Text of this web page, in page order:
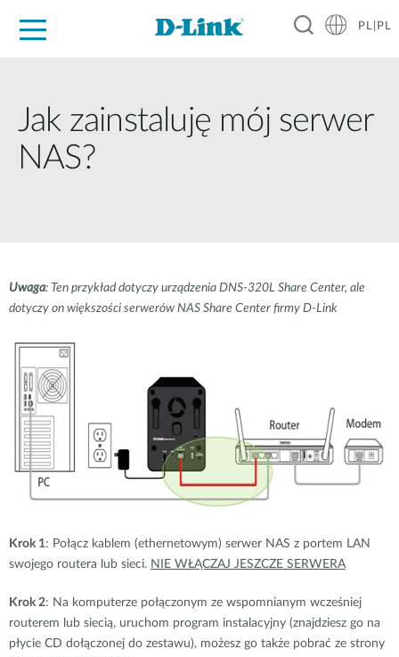
PL|PL
Jak zainstaluję mój serwer
NAS?
Uwaga: Ten przykład dotyczy urządzenia DNS-320L Share Center, ale
dotyczy on większości serwerów NAS Share Center firmy D-Link
Krok 1: Połącz kablem (ethernetowym) serwer NAS z portem LAN
swojego routera lub sieci. NIE WŁĄCZAJ JESZCZE SERWERA
Krok 2: Na komputerze połączonym ze wspomnianym wcześniej
routerem lub siecią, uruchom program instalacyjny (znajdziesz go na
płycie CD dołączonej do zestawu), możesz go także pobrać ze strony